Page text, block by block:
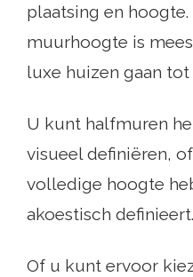
plaatsing en hoogte.
muurhoogte is
luxe huizen gaan tot
U kunt halfmuren
visueel definiëren,
volledige hoogte
akoestisch definieert.
Of u kunt ervoor